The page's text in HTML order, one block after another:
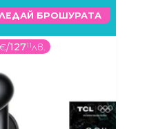
БРОШУРАТА
/12711лв.